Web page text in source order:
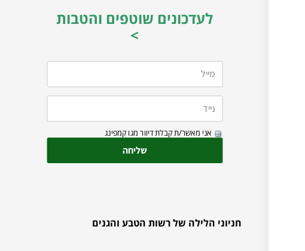
לעדכונים שוטפים והטבות
>
אני מאשר/ת קבלת דיוור מגו קמפינג
חניוני הלילה של רשות הטבע והגנים